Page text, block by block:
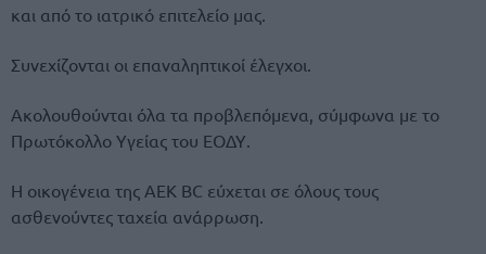
και από το ιατρικό επιτελείο μας.
Συνεχίζονται οι επαναληπτικοί έλεγχοι.
Ακολουθούνται όλα τα προβλεπόμενα, σύμφωνα με το
Πρωτόκολλο Υγείας του ΕΟΔΥ.
Η oικογένεια της ΑΕΚ BC εύχεται σε όλους τους
ασθενούντες ταχεία ανάρρωση.